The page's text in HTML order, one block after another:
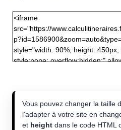
Vous pouvez changer la taille
l'adapter à votre site en
et height dans le code HTML